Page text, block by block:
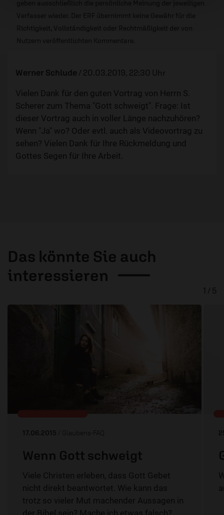
geben ausschließlich die persönliche Meinung der jeweiligen
Verfasser wieder. Der ERF übernimmt keine Gewähr für die
Richtigkeit, Vollständigkeit oder Rechtmäßigkeit der von
Nutzern veröffentlichten Kommentare.
Werner Schlude / 20.03.2019, 22:30 Uhr
Vielen Dank für den guten Vortrag von Herrn S.
Scherer zum Thema "Gott schweigt". Frage: Ist
dieser Vortrag auch in voller Länge nachzuhören?
Wenn "Ja" wo? Oder evtl. auch als Videovortrag zu
sehen? Vielen Dank für Ihre Rückmeldung und
Gottes Segen für Ihre Arbeit.
Das könnte Sie auch
interessieren
17.06.2015 / Glaubens-FAQ
Wenn Gott schweigt
Viele Christen erleben, dass Gott Gebet
nicht direkt beantwortet. Wie kann das
trotz so vieler Mut machender Aussagen in
1 / 5